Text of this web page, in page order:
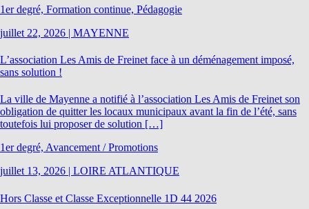
1er degré, Formation continue, Pédagogie
juillet 22, 2026 | MAYENNE
L’association Les Amis de Freinet face à un déménagement imposé,
sans solution !
La ville de Mayenne a notifié à l’association Les Amis de Freinet son
obligation de quitter les locaux municipaux avant la fin de l’été, sans
toutefois lui proposer de solution […]
1er degré, Avancement / Promotions
juillet 13, 2026 | LOIRE ATLANTIQUE
Hors Classe et Classe Exceptionnelle 1D 44 2026